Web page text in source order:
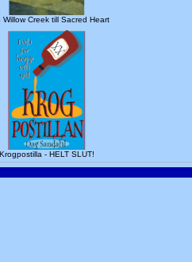
Willow Creek till Sacred Heart
Krogpostilla - HELT SLUT!